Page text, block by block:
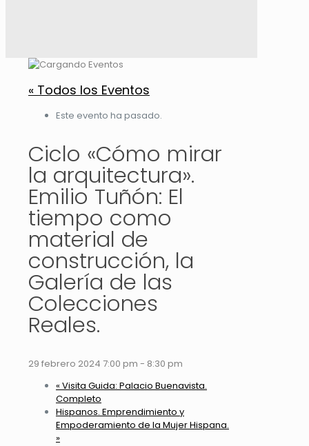
« Todos los Eventos
Este evento ha pasado.
Ciclo «Cómo mirar
la arquitectura».
Emilio Tuñón: El
tiempo como
material de
construcción, la
Galería de las
Colecciones
Reales.
29 febrero 2024 7:00 pm - 8:30 pm
« Visita Guida: Palacio Buenavista.
Completo
Hispanos. Emprendimiento y
Empoderamiento de la Mujer Hispana.
»